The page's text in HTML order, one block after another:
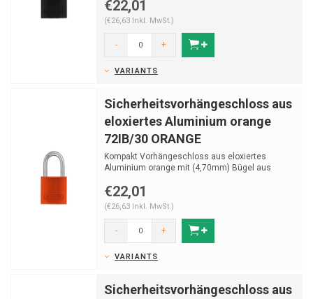
€22,01
(€26,63 Inkl. MwSt.)
- +
VARIANTS
Sicherheitsvorhängeschloss aus
eloxiertes Aluminium orange
72IB/30 ORANGE
Kompakt Vorhängeschloss aus eloxiertes
Aluminium orange mit (4,70mm) Bügel aus
€22,01
(€26,63 Inkl. MwSt.)
- +
VARIANTS
Sicherheitsvorhängeschloss aus